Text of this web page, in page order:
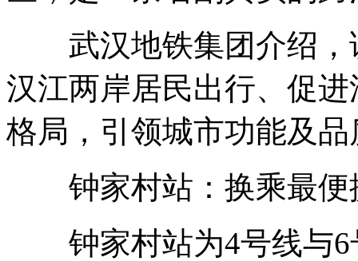
武汉地铁集团介绍，
汉江两岸居民出行、促
格局，引领城市功能及
钟家村站：换乘最便
钟家村站为4号线与6